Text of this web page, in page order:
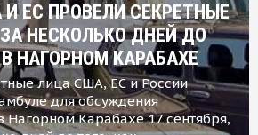
ЕС ПРОВЕЛИ СЕКРЕТНЫЕ
НЕСКОЛЬКО ДНЕЙ ДО
НАГОРНОМ КАРАБАХЕ
лица США, ЕС и России
для обсуждения
Нагорном Карабахе 17 сентября,